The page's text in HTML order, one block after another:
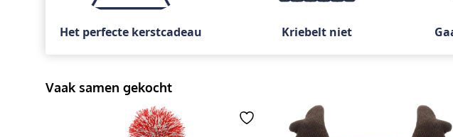
Het perfecte kerstcadeau Kriebelt niet
Vaak samen gekocht